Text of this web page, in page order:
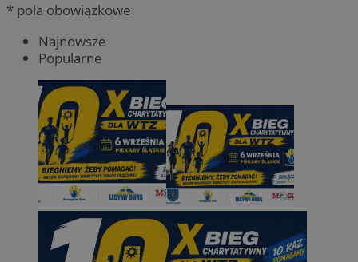
* pola obowiązkowe
Najnowsze
Popularne